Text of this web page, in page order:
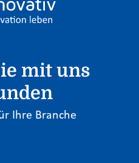
mit uns
Ihre Branche